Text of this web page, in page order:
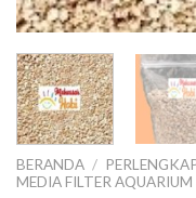
BERANDA /
MEDIA FILTER